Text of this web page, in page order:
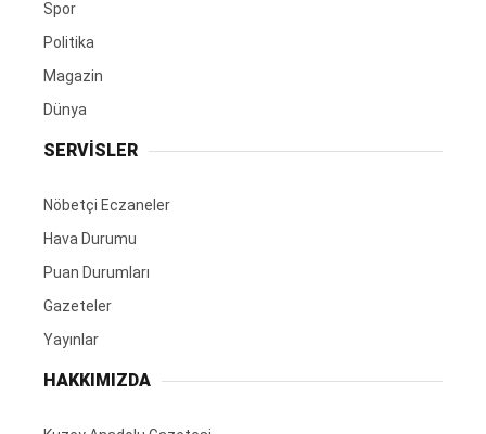
Spor
Politika
Magazin
Dünya
SERVİSLER
Nöbetçi Eczaneler
Hava Durumu
Puan Durumları
Gazeteler
Yayınlar
HAKKIMIZDA